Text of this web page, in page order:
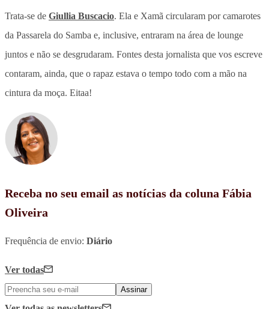
Trata-se de Giullia Buscacio. Ela e Xamã circularam por camarotes
da Passarela do Samba e, inclusive, entraram na área de lounge
juntos e não se desgrudaram. Fontes desta jornalista que vos escreve
contaram, ainda, que o rapaz estava o tempo todo com a mão na
cintura da moça. Eitaa!
Receba no seu email as notícias da coluna Fábia
Oliveira
Frequência de envio: Diário
Ver todas
Assinar